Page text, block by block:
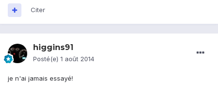
Citer
higgins91
Posté(e) 1 août 2014
je n'ai jamais essayé!